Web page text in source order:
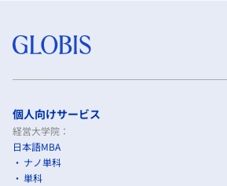
個人向けサービス
経営大学院：
日本語MBA
ナノ単科
単科